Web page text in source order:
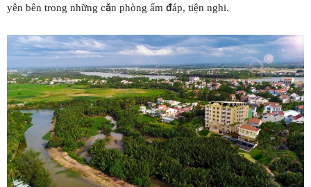
yên bên trong những căn phòng ấm đáp, tiện nghi.